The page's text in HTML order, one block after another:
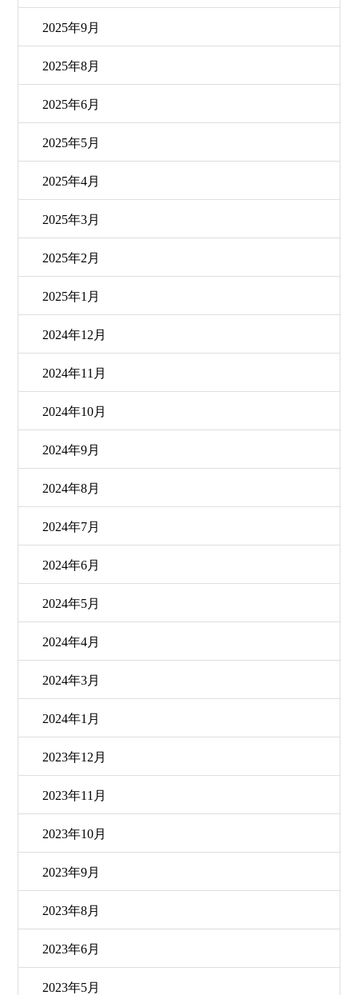
2025年9月
2025年8月
2025年6月
2025年5月
2025年4月
2025年3月
2025年2月
2025年1月
2024年12月
2024年11月
2024年10月
2024年9月
2024年8月
2024年7月
2024年6月
2024年5月
2024年4月
2024年3月
2024年1月
2023年12月
2023年11月
2023年10月
2023年9月
2023年8月
2023年6月
2023年5月